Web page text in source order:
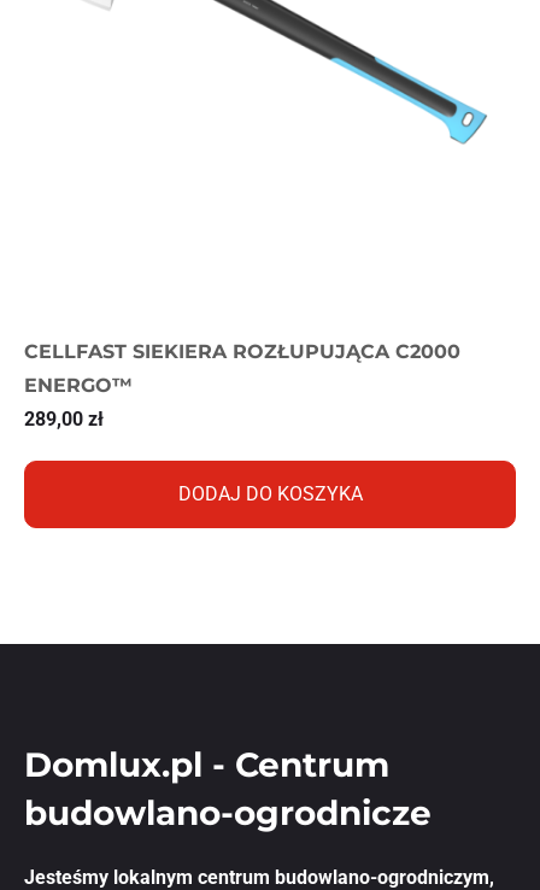
CELLFAST SIEKIERA ROZŁUPUJĄCA C2000
ENERGO™
289,00 zł
DODAJ DO KOSZYKA
Domlux.pl - Centrum
budowlano-ogrodnicze
Jesteśmy lokalnym centrum budowlano-ogrodniczym,